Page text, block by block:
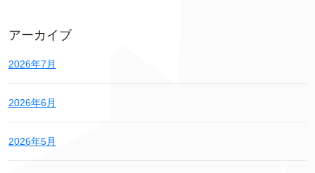
アーカイブ
2026年7月
2026年6月
2026年5月